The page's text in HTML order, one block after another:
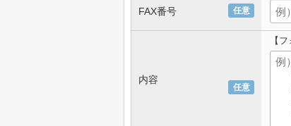
任意
FAX番号
任意
内容
【